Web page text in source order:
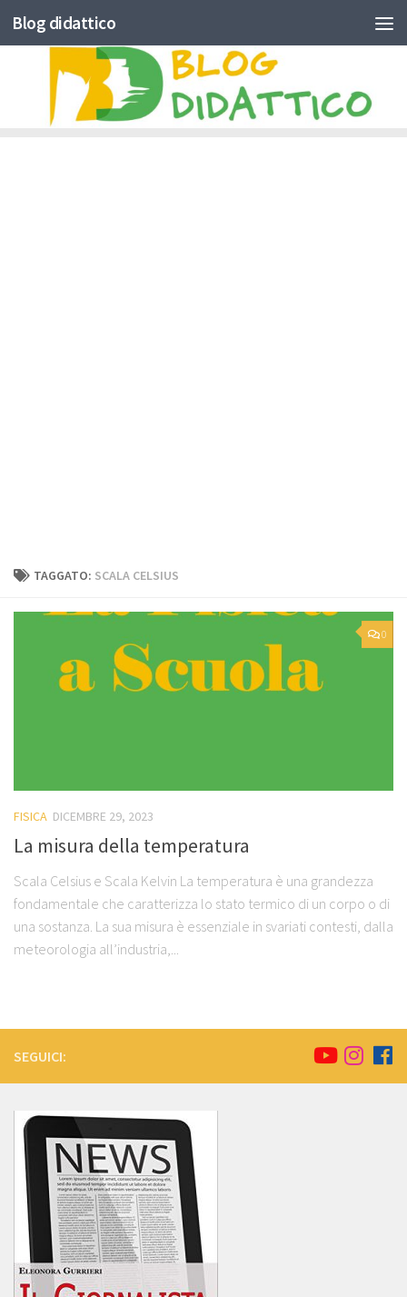
Skip to content
Blog didattico
TAGGATO: SCALA CELSIUS
0
FISICA DICEMBRE 29, 2023
La misura della temperatura
Scala Celsius e Scala Kelvin La temperatura è una grandezza
fondamentale che caratterizza lo stato termico di un corpo o di
una sostanza. La sua misura è essenziale in svariati contesti, dalla
meteorologia all’industria,...
SEGUICI: